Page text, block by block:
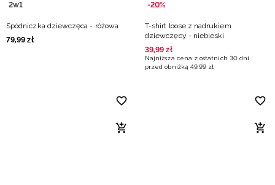
2w1
Spódniczka dziewczęca - różowa
79,99 zł
-20%
T-shirt loose z nadrukiem
dziewczęcy - niebieski
39,99 zł
Najniższa cena z ostatnich 30 dni
przed obniżką 49,99 zł